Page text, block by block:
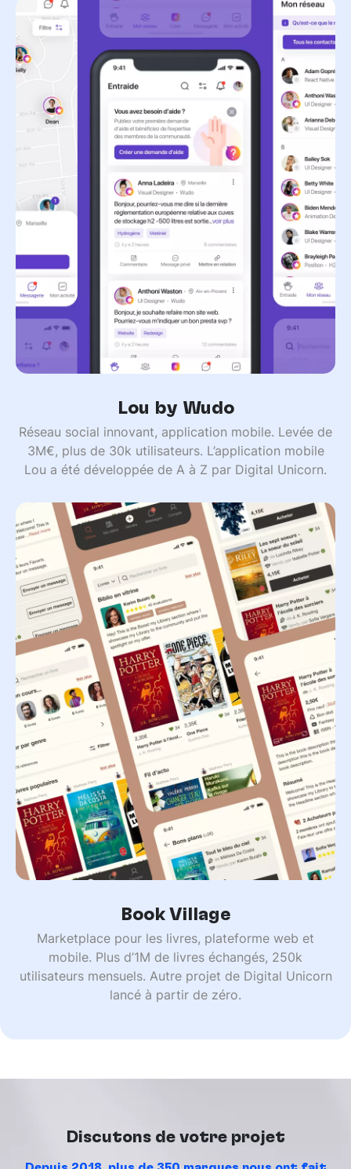
Lou by Wudo
Réseau social innovant, application mobile. Levée de
3M€, plus de 30k utilisateurs. L’application mobile
Lou a été développée de A à Z par Digital Unicorn.
Book Village
Marketplace pour les livres, plateforme web et
mobile. Plus d’1M de livres échangés, 250k
utilisateurs mensuels. Autre projet de Digital Unicorn
lancé à partir de zéro.
Discutons de votre projet